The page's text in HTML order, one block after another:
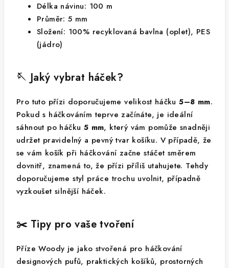
Délka návinu: 100 m
Průměr: 5 mm
Složení: 100% recyklovaná bavlna (oplet), PES
(jádro)
🪡 Jaký vybrat háček?
Pro tuto přízi doporučujeme velikost háčku5–8 mm.
Pokud s háčkováním teprve začínáte, je ideální
sáhnout po háčku 5 mm, který vám pomůže snadněji
udržet pravidelný a pevný tvar košíku. V případě, že
se vám košík při háčkování začne stáčet směrem
dovnitř, znamená to, že přízi příliš utahujete. Tehdy
doporučujeme styl práce trochu uvolnit, případně
vyzkoušet silnější háček.
✂️ Tipy pro vaše tvoření
Příze Woody je jako stvořená pro háčkování
designových pufů, praktických košíků, prostorných